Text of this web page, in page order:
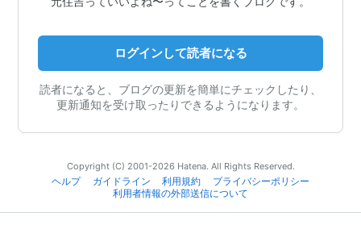
ログインして読者になる
読者になると、ブログの更新を簡単にチェックしたり、
更新通知を受け取ったりできるようになります。
Copyright (C) 2001-2026 Hatena. All Rights Reserved.
ヘルプ
ガイドライン 利用規約
プライバシーポリシー
利用者情報の外部送信について